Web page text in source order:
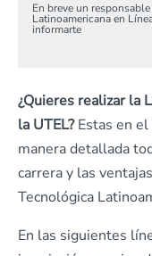
En breve un
Latinoamericana en
informarte
¿Quieres realizar la
la UTEL?Estas en el
manera detallada
carrera y las
Tecnológica
En las siguientes